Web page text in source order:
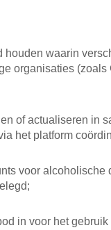
houden waarin
organisaties (zoals
of actualiseren in
het platform
voor alcoholische
in voor het